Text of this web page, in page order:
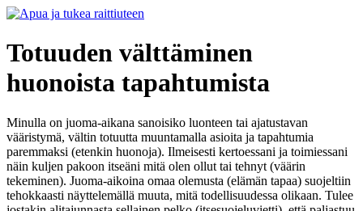
Totuuden välttäminen
huonoista tapahtumista
Minulla on juoma-aikana sanoisiko luonteen tai ajatustavan
vääristymä, vältin totuutta muuntamalla asioita ja tapahtumia
paremmaksi (etenkin huonoja). Ilmeisesti kertoessani ja toimiessani
näin kuljen pakoon itseäni mitä olen ollut tai tehnyt (väärin
tekeminen). Juoma-aikoina omaa olemusta (elämän tapaa) suojeltiin
tehokkaasti näyttelemällä muuta, mitä todellisuudessa olikaan. Tulee